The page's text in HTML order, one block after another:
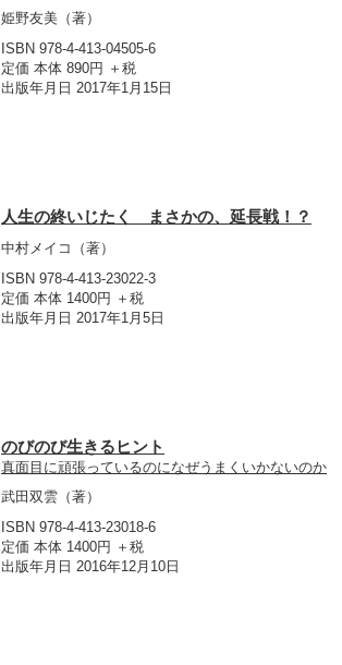
姫野友美 （著）
ISBN 978-4-413-04505-6
定価 本体 890円 ＋税
出版年月日 2017年1月15日
人生の終いじたく まさかの、延長戦！？
中村メイコ
（著）
ISBN 978-4-413-23022-3
定価 本体 1400円 ＋税
出版年月日 2017年1月5日
のびのび生きるヒント
真面目に頑張っているのになぜうまくいかないのか
武田双雲 （著）
ISBN 978-4-413-23018-6
定価 本体 1400円 ＋税
出版年月日 2016年12月10日